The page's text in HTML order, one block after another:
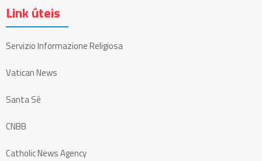
Link úteis
Servizio Informazione Religiosa
Vatican News
Santa Sé
CNBB
Catholic News Agency